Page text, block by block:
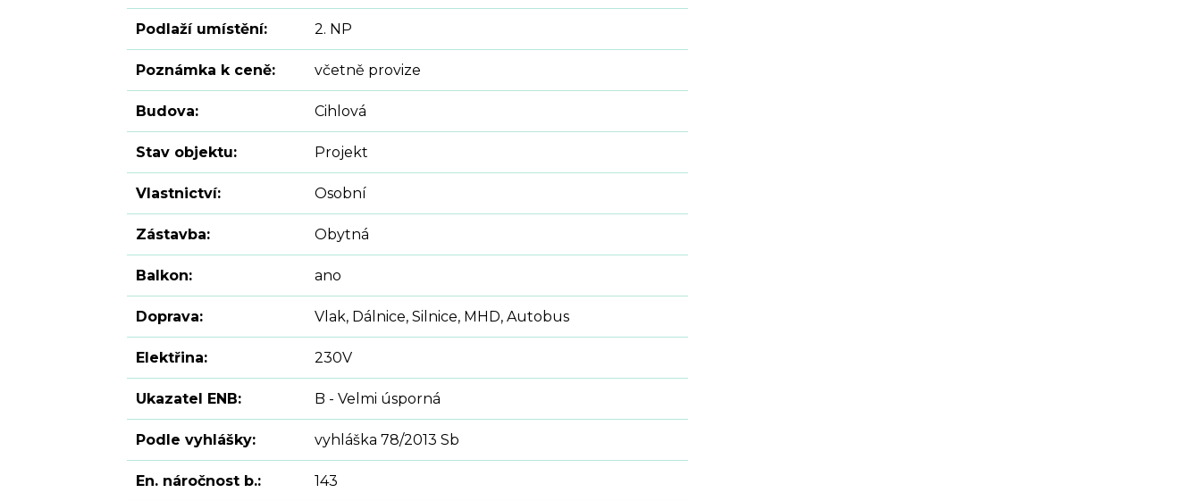
Podlaží umístění: 2. NP
Poznámka k ceně: včetně provize
Budova: Cihlová
Stav objektu: Projekt
Vlastnictví: Osobní
Zástavba: Obytná
Balkon: ano
Doprava: Vlak, Dálnice, Silnice, MHD, Autobus
Elektřina: 230V
Ukazatel ENB: B - Velmi úsporná
Podle vyhlášky: vyhláška 78/2013 Sb
En. náročnost b.: 143